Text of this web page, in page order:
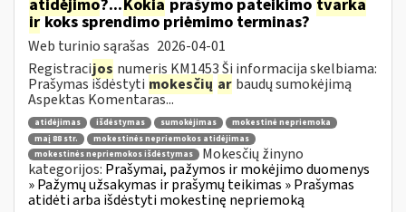
atidėjimo?...Kokiaprašymo pateikimo tvarka
irkoks sprendimo priėmimo terminas?
Web turinio sąrašas 2026-04-01
Registracijos numeris KM1453 Ši informacija skelbiama:
Prašymas išdėstyti mokesčių ar baudų sumokėjimą
Aspektas Komentaras...
atidėjimas išdėstymas sumokėjimas
mokestinė nepriemoka
maį 88 str.
mokestinės nepriemokos atidėjimas
mokestinės nepriemokos išdėstymas
Mokesčių žinyno
kategorijos: Prašymai, pažymos ir mokėjimo duomenys
» Pažymų užsakymas ir prašymų teikimas » Prašymas
atidėti arba išdėstyti mokestinę nepriemoką